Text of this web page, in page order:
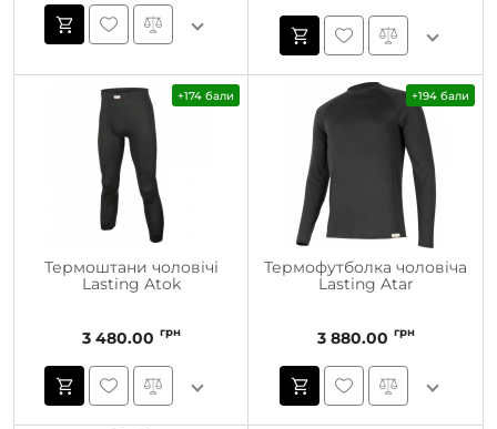
+174 бали
Термоштани чоловічі
Lasting Atok
3 480.00 грн
+194 бали
Термофутболка чоловіча
Lasting Atar
3 880.00 грн